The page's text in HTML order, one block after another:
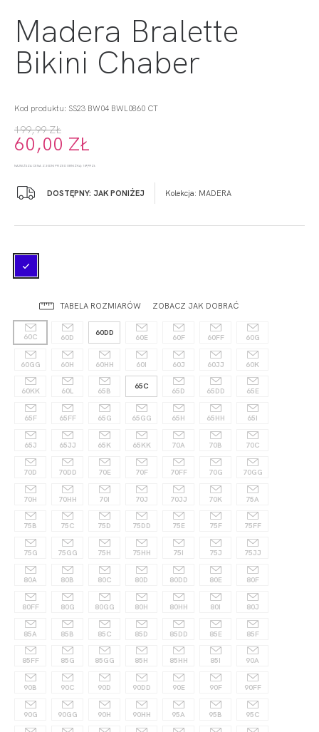
Madera Bralette
Bikini Chaber
Kod produktu: SS23 BW04 BWL0860 CT
199,99 ZŁ
60,00 ZŁ
NAJNIŻSZA CENA Z 30 DNI PRZED OBNIŻKĄ: 189,99 ZŁ
DOSTĘPNY: JAK PONIŻEJ Kolekcja: MADERA
TABELA ROZMIARÓW ZOBACZ JAK DOBRAĆ
60C 60D
60DD
60E 60F 60FF 60G
60GG 60H 60HH 60I 60J 60JJ 60K
60KK 60L 65B
65C
65D 65DD 65E
65F 65FF 65G 65GG 65H 65HH 65I
65J 65JJ 65K 65KK 70A 70B 70C
70D 70DD 70E 70F 70FF 70G 70GG
70H 70HH 70I 70J 70JJ 70K 75A
75B 75C 75D 75DD 75E 75F 75FF
75G 75GG 75H 75HH 75I 75J 75JJ
80A 80B 80C 80D 80DD 80E 80F
80FF 80G 80GG 80H 80HH 80I 80J
85A 85B 85C 85D 85DD 85E 85F
85FF 85G 85GG 85H 85HH 85I 90A
90B 90C 90D 90DD 90E 90F 90FF
90G 90GG 90H 90HH 95A 95B 95C